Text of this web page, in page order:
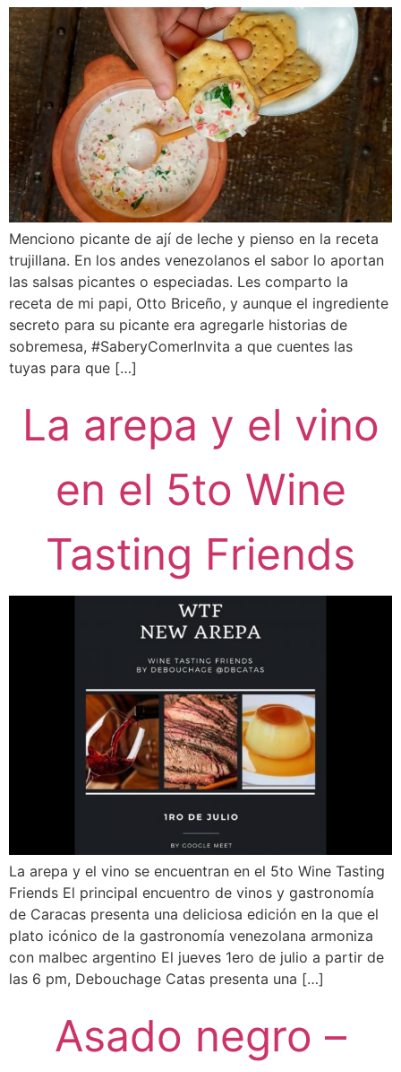
Menciono picante de ají de leche y pienso en la receta
trujillana. En los andes venezolanos el sabor lo aportan
las salsas picantes o especiadas. Les comparto la
receta de mi papi, Otto Briceño, y aunque el ingrediente
secreto para su picante era agregarle historias de
sobremesa, #SaberyComerInvita a que cuentes las
tuyas para que […]
La arepa y el vino
en el 5to Wine
Tasting Friends
La arepa y el vino se encuentran en el 5to Wine Tasting
Friends El principal encuentro de vinos y gastronomía
de Caracas presenta una deliciosa edición en la que el
plato icónico de la gastronomía venezolana armoniza
con malbec argentino El jueves 1ero de julio a partir de
las 6 pm, Debouchage Catas presenta una […]
Asado negro –